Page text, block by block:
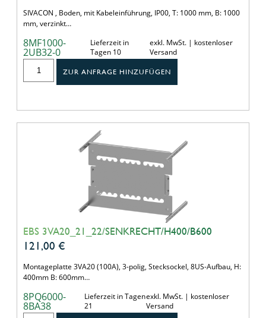
SIVACON , Boden, mit Kabeleinführung, IP00, T: 1000 mm, B: 1000
mm, verzinkt…
8MF1000-
2UB32-0
Lieferzeit in
Tagen 10
exkl. MwSt. | kostenloser
Versand
ZUR ANFRAGE HINZUFÜGEN
EBS 3VA20_21_22/SENKRECHT/H400/B600
121,00 €
Montageplatte 3VA20 (100A), 3-polig, Stecksockel, 8US-Aufbau, H:
400mm B: 600mm…
8PQ6000-
8BA38
Lieferzeit in Tagen
21
exkl. MwSt. | kostenloser
Versand